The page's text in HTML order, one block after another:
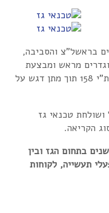
בראשל"צ והסביבה,
מראש ומבצעת
עבודות מקצועיות בהתאם לתקן המחמיר ת"י 158 תוך מתן דגש על
ושולחת טכנאי גז
הקריאה.
לחברה ניסיון מצטבר של למעלה מ- 25 שנים בתחום הגז ובין
תעשייה, לקוחות